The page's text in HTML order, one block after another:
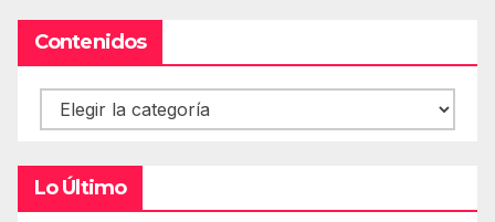
Contenidos
Contenidos
Lo Último